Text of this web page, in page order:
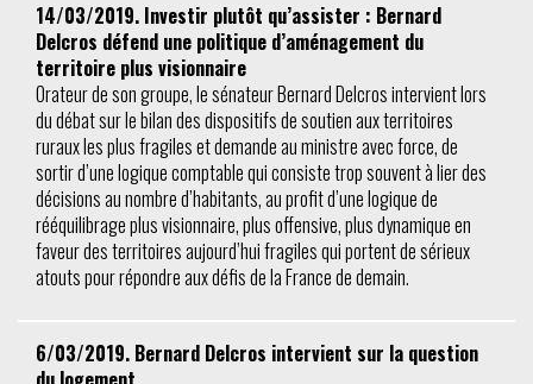
14/03/2019. Investir plutôt qu’assister : Bernard
Delcros défend une politique d’aménagement du
territoire plus visionnaire
Orateur de son groupe, le sénateur Bernard Delcros intervient lors
du débat sur le bilan des dispositifs de soutien aux territoires
ruraux les plus fragiles et demande au ministre avec force, de
sortir d’une logique comptable qui consiste trop souvent à lier des
décisions au nombre d’habitants, au profit d’une logique de
rééquilibrage plus visionnaire, plus offensive, plus dynamique en
faveur des territoires aujourd’hui fragiles qui portent de sérieux
atouts pour répondre aux défis de la France de demain.
6/03/2019. Bernard Delcros intervient sur la question